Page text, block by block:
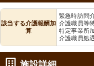
該当する介護報酬加
算
緊急時訪問
介護職員等
特定事業所
介護職員処